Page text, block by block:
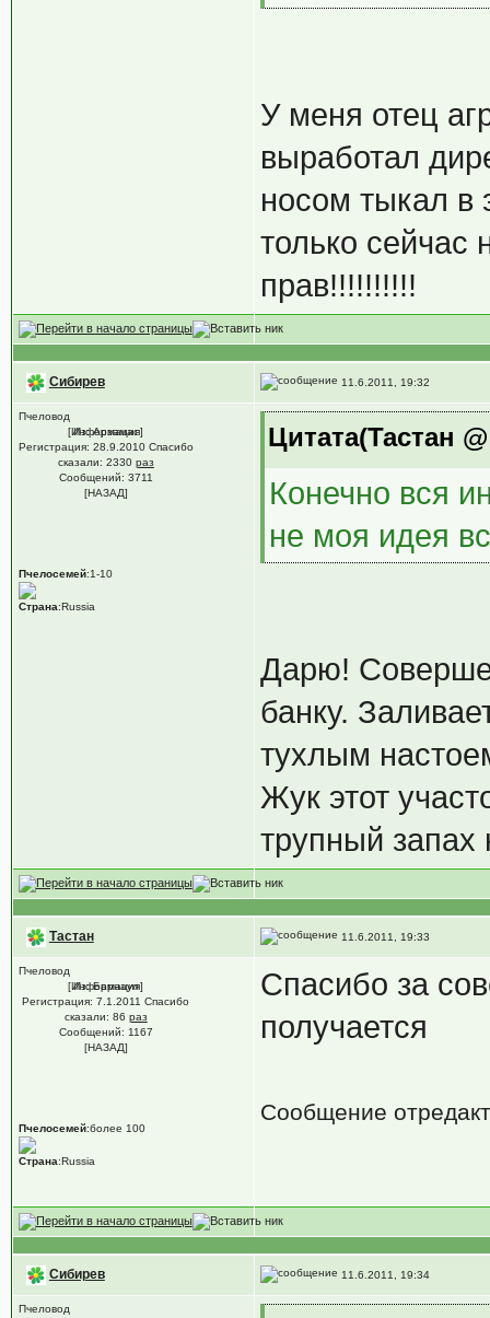
У меня отец
выработал
носом тыкал в
только сейчас
прав!!!!!!!!!!
Сибирев 11.6.2011, 19:32
Пчеловод
[Информация]
Из: Арзамас
Регистрация: 28.9.2010 Спасибо
сказали: 2330 раз
Сообщений: 3711
[НАЗАД]
Пчелосемей:1-10
Страна:Russia
Цитата(Тастан
Конечно вся
не моя идея
Дарю!
банку.
тухлым
Жук этот
трупный запах
Тастан 11.6.2011, 19:33
Пчеловод
[Информация]
Из: Барнаул
Регистрация: 7.1.2011 Спасибо
сказали: 86 раз
Сообщений: 1167
[НАЗАД]
Пчелосемей:более 100
Страна:Russia
Спасибо за
получается
Сообщение
Сибирев 11.6.2011, 19:34
Пчеловод